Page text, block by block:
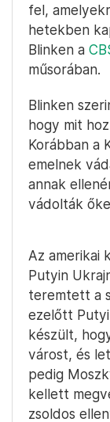
fel,
hetekben
Blinken a
műsorában.
Blinken
hogy mit
Korábban a
emelnek
annak
vádolták
Az amerikai
Putyin
teremtett a
ezelőtt
készült,
várost, és
pedig
kellett
zsoldos